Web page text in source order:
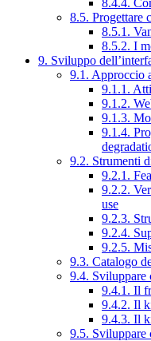
8.5. Progettare
8.5.1.
8.5.2. I
9. Sviluppo
9.1. Approccio
9.1.1.
9.1.2.
9.1.3.
9.1.4.
9.2. Strumenti
9.2.1.
9.2.2.
use
9.2.3.
9.2.4.
9.2.5.
9.3. Catalogo
9.4. Sviluppare
9.4.1. Il
9.4.2. Il
9.4.3. Il
9.5. Sviluppare